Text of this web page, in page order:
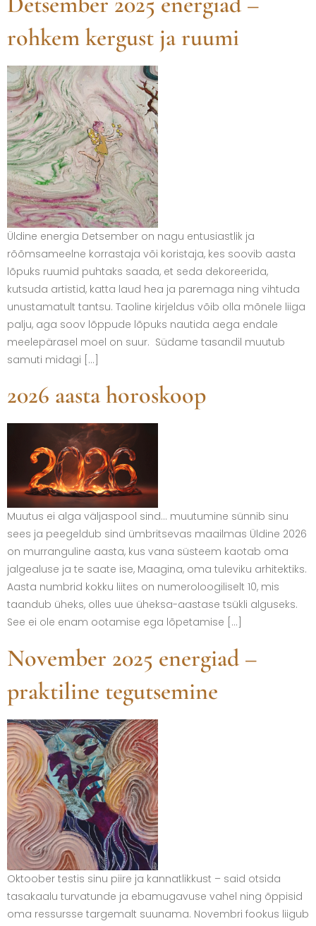
rohkem kergust ja ruumi
Üldine energia Detsember on nagu entusiastlik ja
rõõmsameelne korrastaja või koristaja, kes soovib aasta
lõpuks ruumid puhtaks saada, et seda dekoreerida,
kutsuda artistid, katta laud hea ja paremaga ning vihtuda
unustamatult tantsu. Taoline kirjeldus võib olla mõnele liiga
palju, aga soov lõppude lõpuks nautida aega endale
meelepärasel moel on suur. Südame tasandil muutub
samuti midagi […]
2026 aasta horoskoop
Muutus ei alga väljaspool sind… muutumine sünnib sinu
sees ja peegeldub sind ümbritsevas maailmas Üldine 2026
on murranguline aasta, kus vana süsteem kaotab oma
jalgealuse ja te saate ise, Maagina, oma tuleviku arhitektiks.
Aasta numbrid kokku liites on numeroloogiliselt 10, mis
taandub üheks, olles uue üheksa-aastase tsükli alguseks.
See ei ole enam ootamise ega lõpetamise […]
November 2025 energiad –
praktiline tegutsemine
Oktoober testis sinu piire ja kannatlikkust – said otsida
tasakaalu turvatunde ja ebamugavuse vahel ning õppisid
oma ressursse targemalt suunama. Novembri fookus liigub